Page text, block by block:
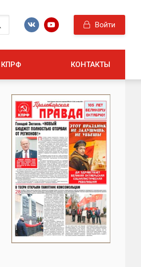
Войти
КПРФ КОНТАКТЫ